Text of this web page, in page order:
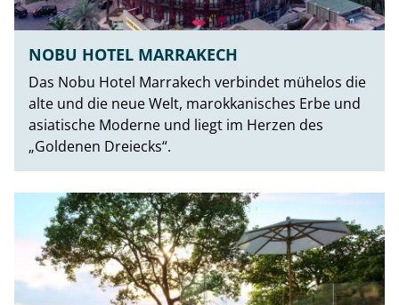
NOBU HOTEL MARRAKECH
Das Nobu Hotel Marrakech verbindet mühelos die
alte und die neue Welt, marokkanisches Erbe und
asiatische Moderne und liegt im Herzen des
„Goldenen Dreiecks“.